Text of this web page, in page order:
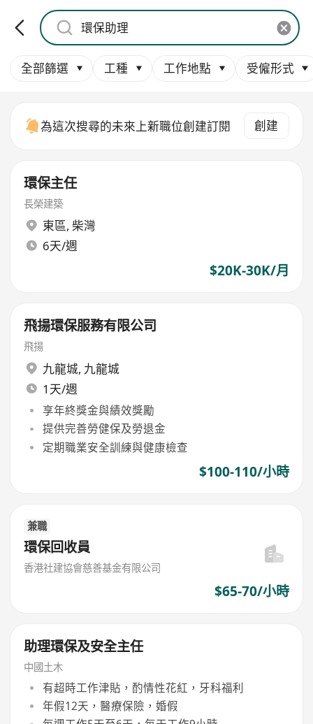
全部篩選 工種 工作地點 受僱形式
為這次搜尋的未來上新職位創建訂閱 創建
環保主任
長榮建築
東區, 柴灣
6天/週
$20K-30K/月
飛揚環保服務有限公司
飛揚
九龍城, 九龍城
1天/週
享年終獎金與績效獎勵
提供完善勞健保及勞退金
定期職業安全訓練與健康檢查
$100-110/小時
兼職
環保回收員
香港社建協會慈善基金有限公司
$65-70/小時
助理環保及安全主任
中國土木
有超時工作津貼，酌情性花紅，牙科福利
年假12天，醫療保險，婚假